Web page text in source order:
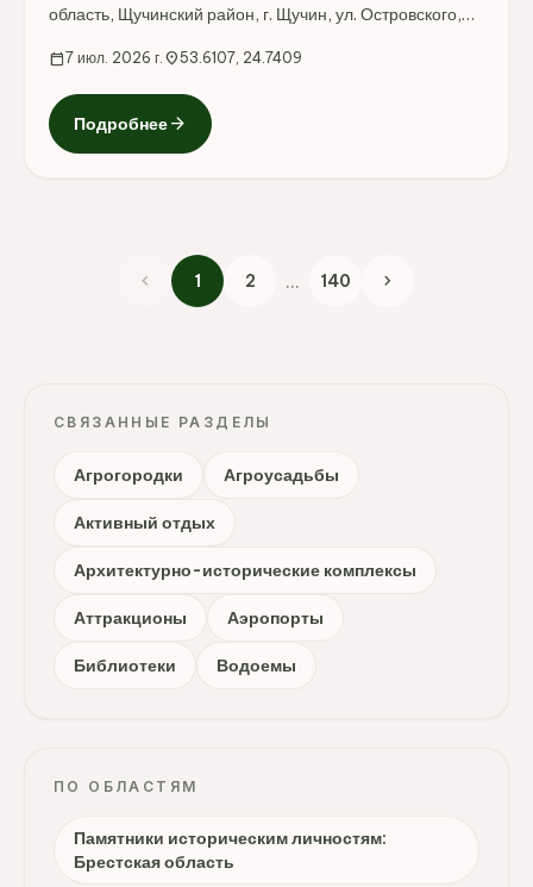
область, Щучинский район, г. Щучин, ул. Островского,
calendar_today7 июл. 2026 г. location_on53.6107, 24.7409
Подробнееarrow_forward
chevron_left 1 2 ... 140 chevron_right
СВЯЗАННЫЕ РАЗДЕЛЫ
Агрогородки Агроусадьбы
Активный отдых
Архитектурно-исторические комплексы
Аттракционы Аэропорты
Библиотеки Водоемы
ПО ОБЛАСТЯМ
Памятники историческим личностям:
Брестская область